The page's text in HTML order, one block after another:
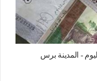
- المدينة برس